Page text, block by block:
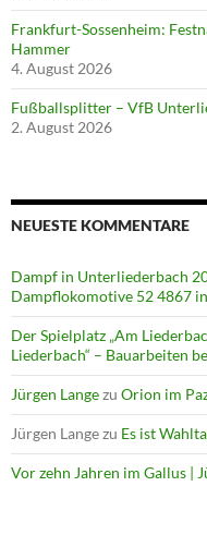
Frankfurt-Sossenheim:
Hammer
4. August 2026
Fußballsplitter – VfB
2. August 2026
NEUESTE KOMMENTARE
Dampf in Unterliederbach
Dampflokomotive 52 4867
Der Spielplatz „Am
Liederbach“ – Bauarbeiten
Jürgen Langezu Orion im
Jürgen Langezu Es ist
Vor zehn Jahren im Gallus |